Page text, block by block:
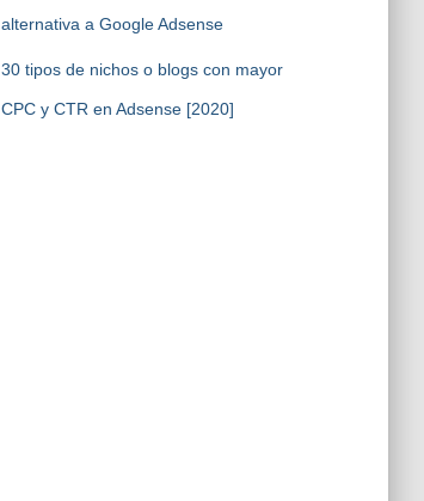
alternativa a Google Adsense
30 tipos de nichos o blogs con mayor
CPC y CTR en Adsense [2020]